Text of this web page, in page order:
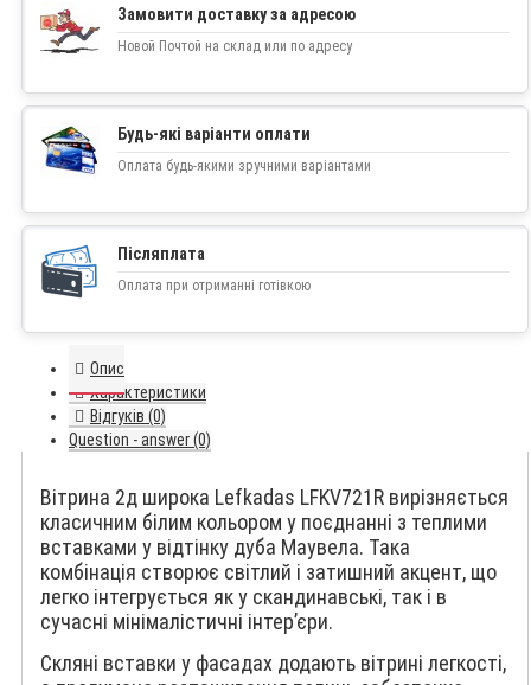
Замовити доставку за адресою
Новой Почтой на склад или по адресу
Будь-які варіанти оплати
Оплата будь-якими зручними варіантами
Післяплата
Оплата при отриманні готівкою
Опис
Характеристики
Відгуків (0)
Question - answer (0)
Вітрина 2д широка Lefkadas LFKV721R вирізняється
класичним білим кольором у поєднанні з теплими
вставками у відтінку дуба Маувела. Така
комбінація створює світлий і затишний акцент, що
легко інтегрується як у скандинавські, так і в
сучасні мінімалістичні інтер’єри.
Скляні вставки у фасадах додають вітрині легкості,